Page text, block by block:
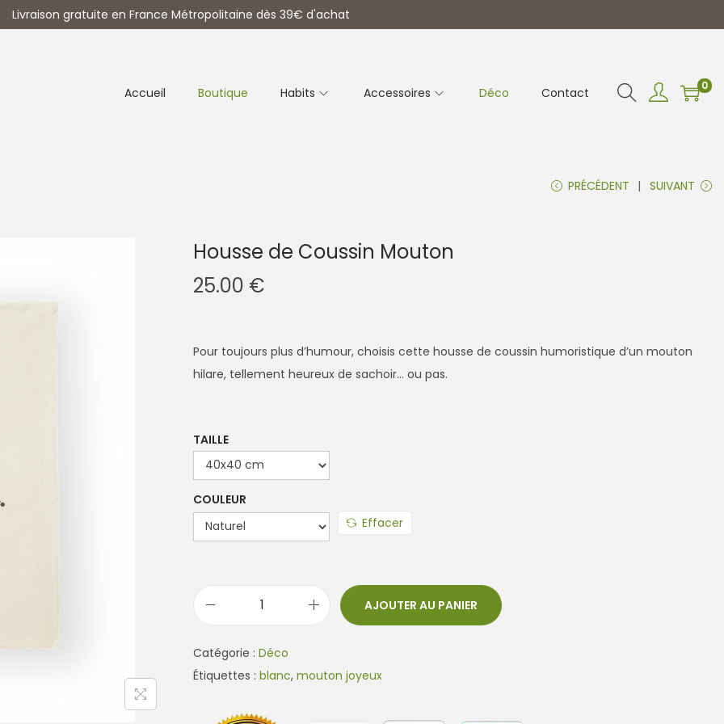
Livraison gratuite en France Métropolitaine dès 39€ d'achat
Accueil Boutique Habits Accessoires Déco Contact 0
PRÉCÉDENT SUIVANT
Housse de Coussin Mouton
25.00 €
Pour toujours plus d’humour, choisis cette housse de coussin humoristique d’un mouton
hilare, tellement heureux de sachoir… ou pas.
TAILLE
COULEUR
Effacer
a
n
AJOUTER AU PANIER
Catégorie : Déco
Étiquettes : blanc, mouton joyeux